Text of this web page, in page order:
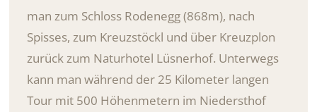
man zum Schloss Rodenegg (868m), nach
Spisses, zum Kreuzstöckl und über Kreuzplon
zurück zum Naturhotel Lüsnerhof. Unterwegs
kann man während der 25 Kilometer langen
Tour mit 500 Höhenmetern im Niedersthof